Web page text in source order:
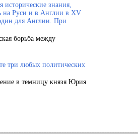
знания,
на Руси и в Англии в XV
для Англии. При
борьба между
три любых политических
в темницу князя Юрия